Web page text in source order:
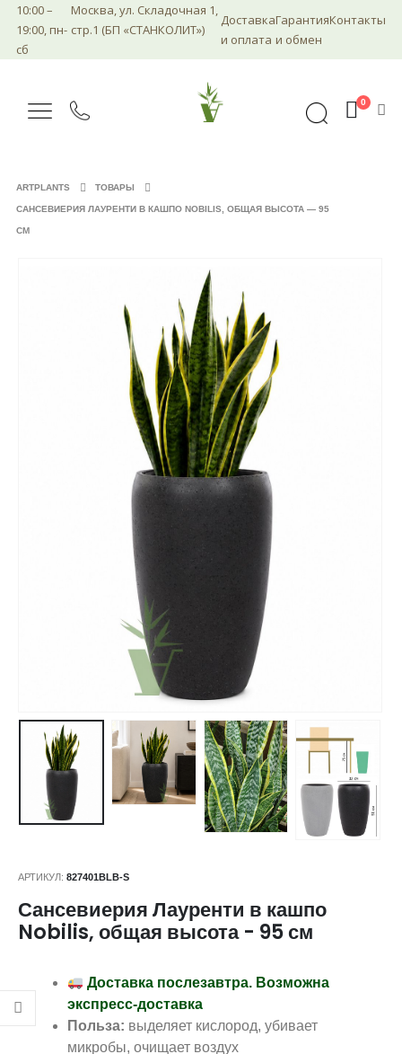
10:00 –
19:00, пн-
сб
Москва, ул. Складочная 1,
стр.1 (БП «СТАНКОЛИТ»)
Доставка
и оплата
Гарантия
и обмен
Контакты
0
ARTPLANTS ТОВАРЫ
САНСЕВИЕРИЯ ЛАУРЕНТИ В КАШПО NOBILIS, ОБЩАЯ ВЫСОТА — 95
СМ
АРТИКУЛ: 827401BLB-S
Сансевиерия Лауренти в кашпо
Nobilis, общая высота - 95 см
Доставка послезавтра. Возможна
экспресс-доставка
Польза: выделяет кислород, убивает
микробы, очищает воздух